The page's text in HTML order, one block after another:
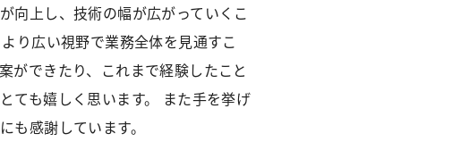
向上し、技術の幅が広がっていくこ
り広い視野で業務全体を見通すこ
ができたり、これまで経験したこと
ても嬉しく思います。 また手を挙げ
も感謝しています。